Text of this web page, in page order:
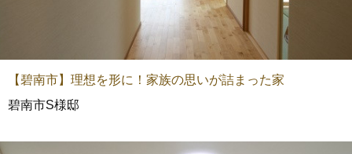
【碧南市】理想を形に！家族の思いが詰まった家
碧南市S様邸